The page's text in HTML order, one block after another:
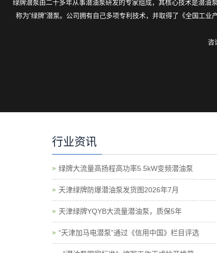
绿牌潜泵由二十多年从事潜油泵研发的专家组成，其核心技术是潜油
称为“绿牌”潜泵。公司拥有自己多项专利技术，并取得了《全国工
咨
行业资讯
绿牌大流量高扬程高功率5.5kW变频潜油泵
天津绿牌防爆潜油泵发货图2026年7月
天津绿牌YQYB大流量潜油泵，质保5年
“天津加马电潜泵”通过《信用中国》栏目评选